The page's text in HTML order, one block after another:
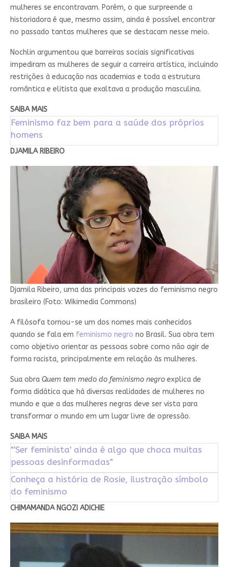
mulheres se encontravam. Porém, o que surpreende a
historiadora é que, mesmo assim, ainda é possível encontrar
no passado tantas mulheres que se destacam nesse meio.
Nochlin argumentou que barreiras sociais significativas
impediram as mulheres de seguir a carreira artística, incluindo
restrições à educação nas academias e toda a estrutura
romântica e elitista que exaltava a produção masculina.
SAIBA MAIS
Feminismo faz bem para a saúde dos próprios
homens
DJAMILA RIBEIRO
Djamila Ribeiro, uma das principais vozes do feminismo negro
brasileiro (Foto: Wikimedia Commons)
A filósofa tornou-se um dos nomes mais conhecidos
quando se fala em feminismo negro no Brasil. Sua obra tem
como objetivo orientar as pessoas sobre como não agir de
forma racista, principalmente em relação às mulheres.
Sua obraQuem tem medo do feminismo negro explica de
forma didática que há diversas realidades de mulheres no
mundo e que a das mulheres negras deve ser vista para
transformar o mundo em um lugar livre de opressão.
SAIBA MAIS
"'Ser feminista' ainda é algo que choca muitas
pessoas desinformadas"
Conheça a história de Rosie, ilustração símbolo
do feminismo
CHIMAMANDA NGOZI ADICHIE